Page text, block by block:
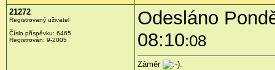
21272
Registrovaný uživatel
Číslo příspěvku: 6465
Registrován: 9-2005
Odesláno
08:10:08
Záměr .